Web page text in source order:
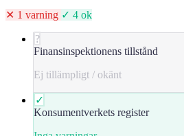
✕ 1 varning ✓ 4 ok
?
Finansinspektionens tillstånd
Ej tillämpligt / okänt
✓
Konsumentverkets register